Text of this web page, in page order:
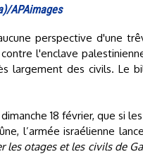
APAimages
perspective d'une
l'enclave
largement des civils. Le
18 février, que si
l’armée israélienne
les otages et les civils de